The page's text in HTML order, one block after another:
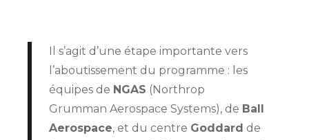
Il s’agit d’une étape importante vers
l’aboutissement du programme : les
équipes de NGAS (Northrop
Grumman Aerospace Systems), de Ball
Aerospace, et du centre Goddard de